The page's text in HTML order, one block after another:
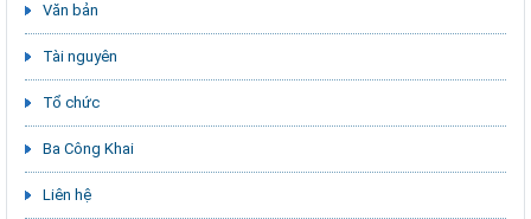
Văn bản
Tài nguyên
Tổ chức
Ba Công Khai
Liên hệ